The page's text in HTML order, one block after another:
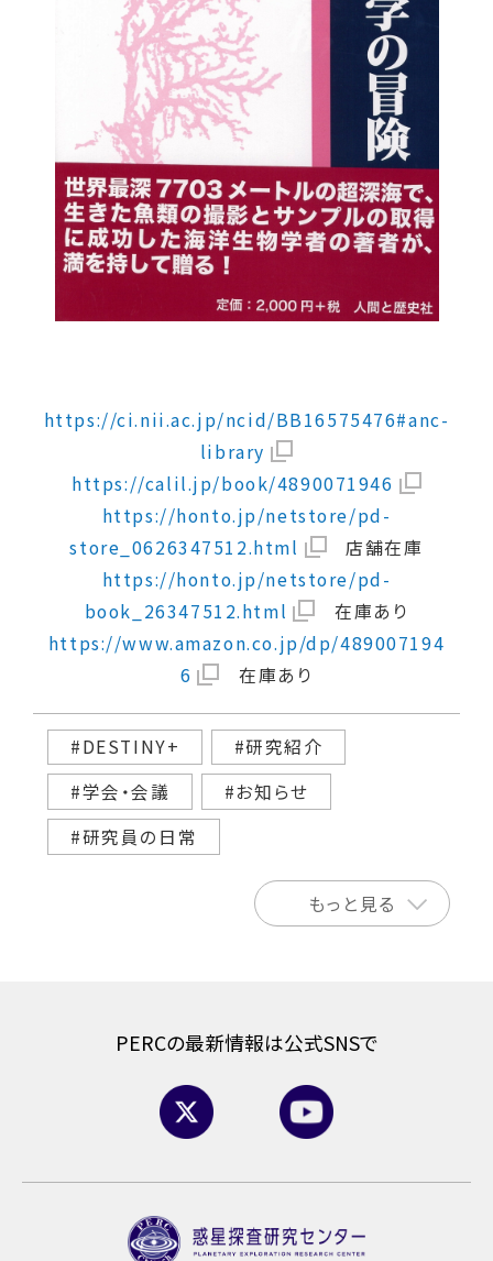
https://ci.nii.ac.jp/ncid/BB16575476#anc-
library
https://calil.jp/book/4890071946
https://honto.jp/netstore/pd-
store_0626347512.html
店舗在庫
https://honto.jp/netstore/pd-
book_26347512.html
在庫あり
https://www.amazon.co.jp/dp/489007194
6
在庫あり
#DESTINY+
#研究紹介
#学会・会議
#お知らせ
#研究員の日常
もっと見る
PERCの最新情報は公式SNSで